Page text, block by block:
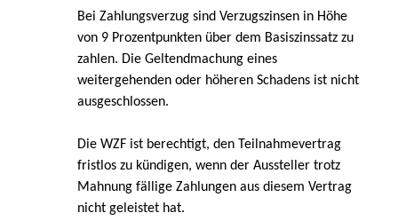
Bei Zahlungsverzug sind Verzugszinsen in Höhe
von 9 Prozentpunkten über dem Basiszinssatz zu
zahlen. Die Geltendmachung eines
weitergehenden oder höheren Schadens ist nicht
ausgeschlossen.
Die WZF ist berechtigt, den Teilnahmevertrag
fristlos zu kündigen, wenn der Aussteller trotz
Mahnung fällige Zahlungen aus diesem Vertrag
nicht geleistet hat.